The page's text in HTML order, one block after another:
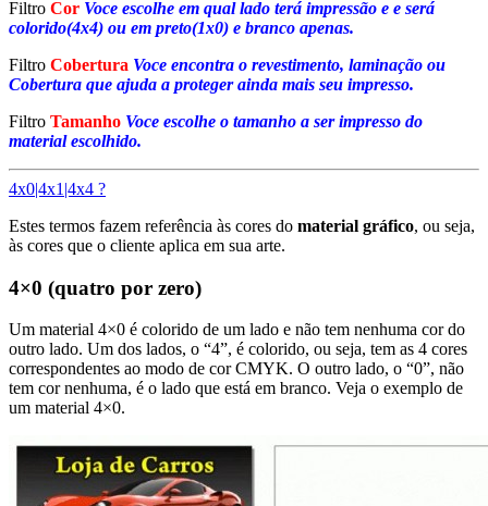
Filtro Cor Voce escolhe em qual lado terá impressão e e será
colorido(4x4) ou em preto(1x0) e branco apenas.
Filtro Cobertura Voce encontra o revestimento, laminação ou
Cobertura que ajuda a proteger ainda mais seu impresso.
Filtro Tamanho Voce escolhe o tamanho a ser impresso do
material escolhido.
4x0|4x1|4x4 ?
Estes termos fazem referência às cores do material gráfico, ou seja,
às cores que o cliente aplica em sua arte.
4×0 (quatro por zero)
Um material 4×0 é colorido de um lado e não tem nenhuma cor do
outro lado. Um dos lados, o “4”, é colorido, ou seja, tem as 4 cores
correspondentes ao modo de cor CMYK. O outro lado, o “0”, não
tem cor nenhuma, é o lado que está em branco. Veja o exemplo de
um material 4×0.